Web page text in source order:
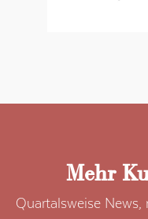
Mehr
Quartalsweise